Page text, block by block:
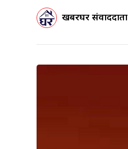
खबरघर संवाददाता